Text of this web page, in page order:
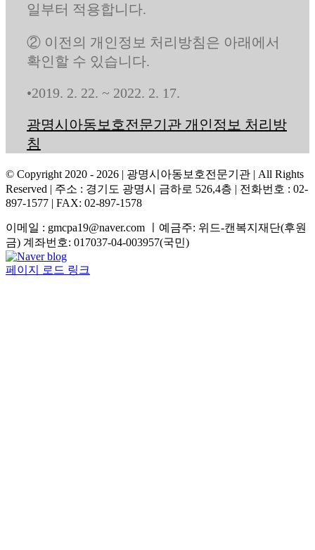
일부터 적용합니다.
② 이전의 개인정보 처리방침은 아래에서
확인할 수 있습니다.
•2019. 2. 22. ~ 2022. 2. 17.
광명시아동보호전문기관 개인정보 처리방
침
© Copyright 2020 - 2026 | 광명시아동보호전문기관 | All Rights
Reserved | 주소 : 경기도 광명시 금하로 526,4층 | 전화번호 : 02-
897-1577 | FAX: 02-897-1578
이메일 : gmcpa19@naver.com ㅣ예금주: 위드-캔복지재단(후원
금) 계좌번호: 017037-04-003957(국민)
Facebook
Naver
blog
YouTube
페이지 로드 링크